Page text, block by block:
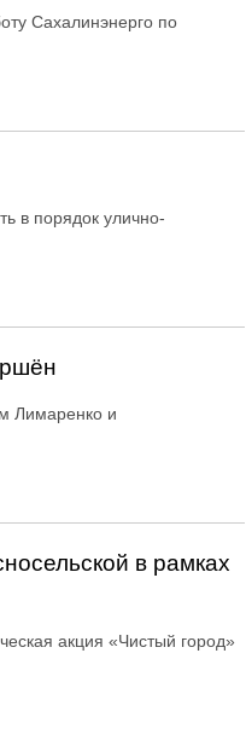
Сахалинэнерго по
в порядок улично-
Лимаренко и
в рамках
акция «Чистый город»